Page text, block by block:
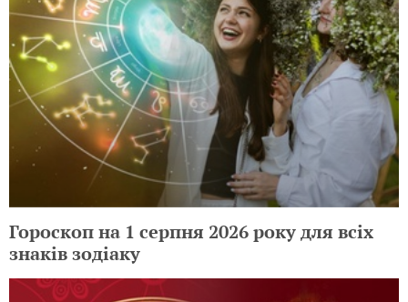
Гороскоп на 1 серпня 2026 року для всіх
знаків зодіаку